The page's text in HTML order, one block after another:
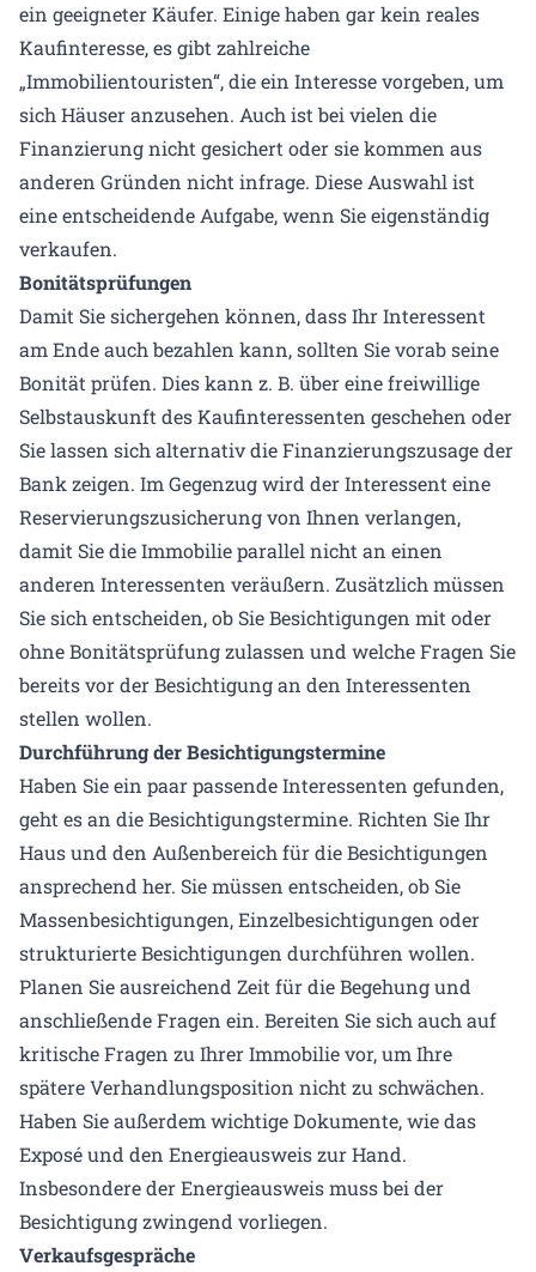
ein geeigneter Käufer. Einige haben gar kein reales
Kaufinteresse, es gibt zahlreiche
„Immobilientouristen“, die ein Interesse vorgeben, um
sich Häuser anzusehen. Auch ist bei vielen die
Finanzierung nicht gesichert oder sie kommen aus
anderen Gründen nicht infrage. Diese Auswahl ist
eine entscheidende Aufgabe, wenn Sie eigenständig
verkaufen.
Bonitätsprüfungen
Damit Sie sichergehen können, dass Ihr Interessent
am Ende auch bezahlen kann, sollten Sie vorab seine
Bonität prüfen. Dies kann z. B. über eine freiwillige
Selbstauskunft des Kaufinteressenten geschehen oder
Sie lassen sich alternativ die Finanzierungszusage der
Bank zeigen. Im Gegenzug wird der Interessent eine
Reservierungszusicherung von Ihnen verlangen,
damit Sie die Immobilie parallel nicht an einen
anderen Interessenten veräußern. Zusätzlich müssen
Sie sich entscheiden, ob Sie Besichtigungen mit oder
ohne Bonitätsprüfung zulassen und welche Fragen Sie
bereits vor der Besichtigung an den Interessenten
stellen wollen.
Durchführung der Besichtigungstermine
Haben Sie ein paar passende Interessenten gefunden,
geht es an die Besichtigungstermine. Richten Sie Ihr
Haus und den Außenbereich für die Besichtigungen
ansprechend her. Sie müssen entscheiden, ob Sie
Massenbesichtigungen, Einzelbesichtigungen oder
strukturierte Besichtigungen durchführen wollen.
Planen Sie ausreichend Zeit für die Begehung und
anschließende Fragen ein. Bereiten Sie sich auch auf
kritische Fragen zu Ihrer Immobilie vor, um Ihre
spätere Verhandlungsposition nicht zu schwächen.
Haben Sie außerdem wichtige Dokumente, wie das
Exposé und den Energieausweis zur Hand.
Insbesondere der Energieausweis muss bei der
Besichtigung zwingend vorliegen.
Verkaufsgespräche